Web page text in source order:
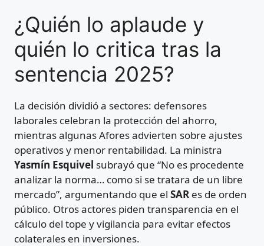
¿Quién lo aplaude y
quién lo critica tras la
sentencia 2025?
La decisión dividió a sectores: defensores
laborales celebran la protección del ahorro,
mientras algunas Afores advierten sobre ajustes
operativos y menor rentabilidad. La ministra
Yasmín Esquivel subrayó que “No es procedente
analizar la norma… como si se tratara de un libre
mercado”, argumentando que el SAR es de orden
público. Otros actores piden transparencia en el
cálculo del tope y vigilancia para evitar efectos
colaterales en inversiones.